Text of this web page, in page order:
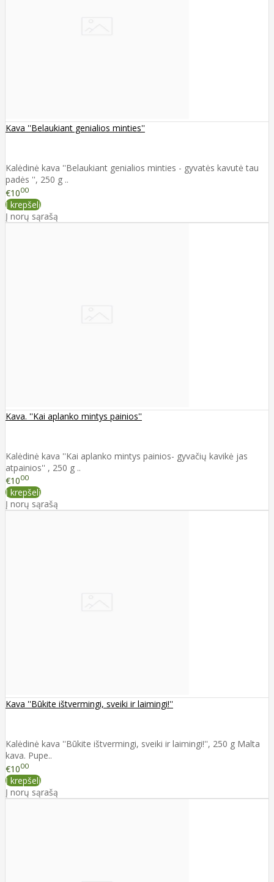
Kava ''Belaukiant genialios minties''
Kalėdinė kava ''Belaukiant genialios minties - gyvatės kavutė tau
padės '', 250 g ..
€1000
Į krepšelį
Į norų sąrašą
Kava. ''Kai aplanko mintys painios''
Kalėdinė kava ''Kai aplanko mintys painios- gyvačių kavikė jas
atpainios'' , 250 g ..
€1000
Į krepšelį
Į norų sąrašą
Kava ''Būkite ištvermingi, sveiki ir laimingi!''
Kalėdinė kava ''Būkite ištvermingi, sveiki ir laimingi!'', 250 g Malta
kava. Pupe..
€1000
Į krepšelį
Į norų sąrašą